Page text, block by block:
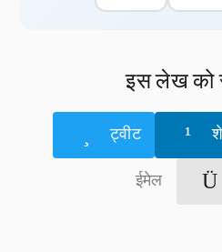
इस लेख को
ट्वीट
ईमेल